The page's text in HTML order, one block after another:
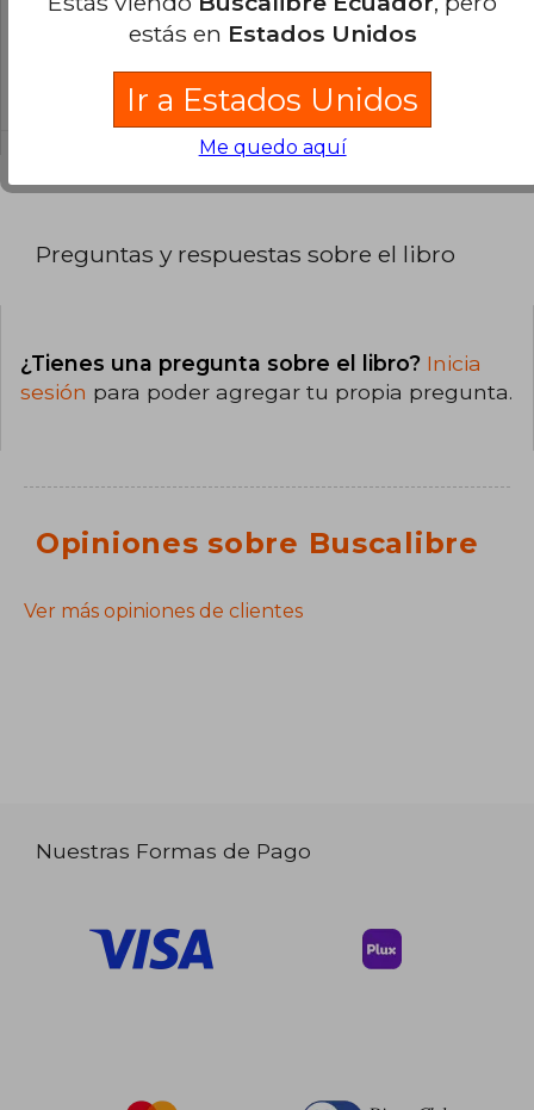
¿Cuál es la encuadernación de este libro?
Preguntas y respuestas sobre el libro
¿Tienes una pregunta sobre el libro? Inicia
sesión para poder agregar tu propia pregunta.
Opiniones sobre Buscalibre
Ver más opiniones de clientes
Nuestras Formas de Pago
estás en Estados Unidos
Ir a Estados Unidos
Me quedo aquí